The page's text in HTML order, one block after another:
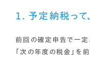
１．予定納税っ
前回の確定申告で一
「次の年度の税金」を